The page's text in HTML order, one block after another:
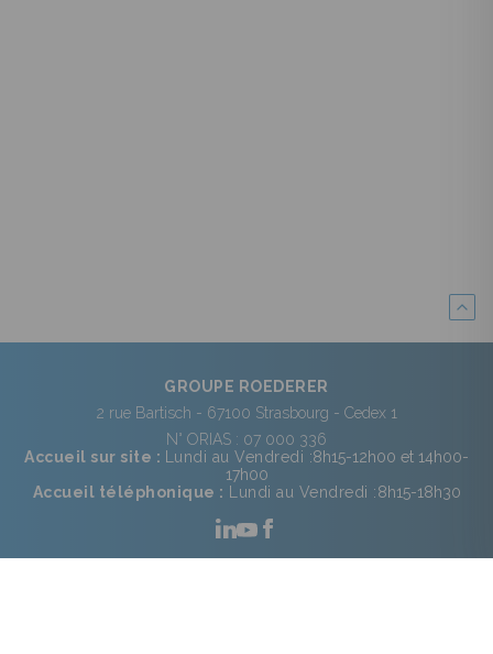
GROUPE ROEDERER
2 rue Bartisch - 67100 Strasbourg - Cedex 1
N° ORIAS : 07 000 336
Accueil sur site :
Lundi au Vendredi :8h15-12h00 et 14h00-
17h00
Accueil téléphonique : Lundi au Vendredi :8h15-18h30